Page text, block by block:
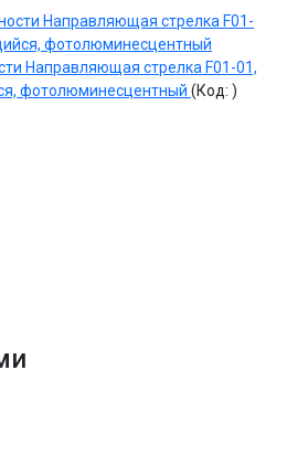
Направляющая стрелка F01-01,
фотолюминесцентный (Код: )